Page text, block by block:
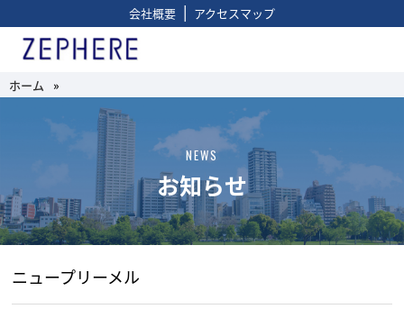
会社概要 | アクセスマップ
ホーム »
NEWS
お知らせ
ニュープリーメル